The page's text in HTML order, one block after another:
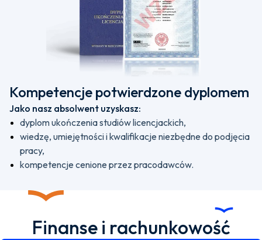
Kompetencje potwierdzone dyplomem
Jako nasz absolwent uzyskasz:
dyplom ukończenia studiów licencjackich,
wiedzę, umiejętności i kwalifikacje niezbędne do podjęcia
pracy,
kompetencje cenione przez pracodawców.
Finanse i rachunkowość